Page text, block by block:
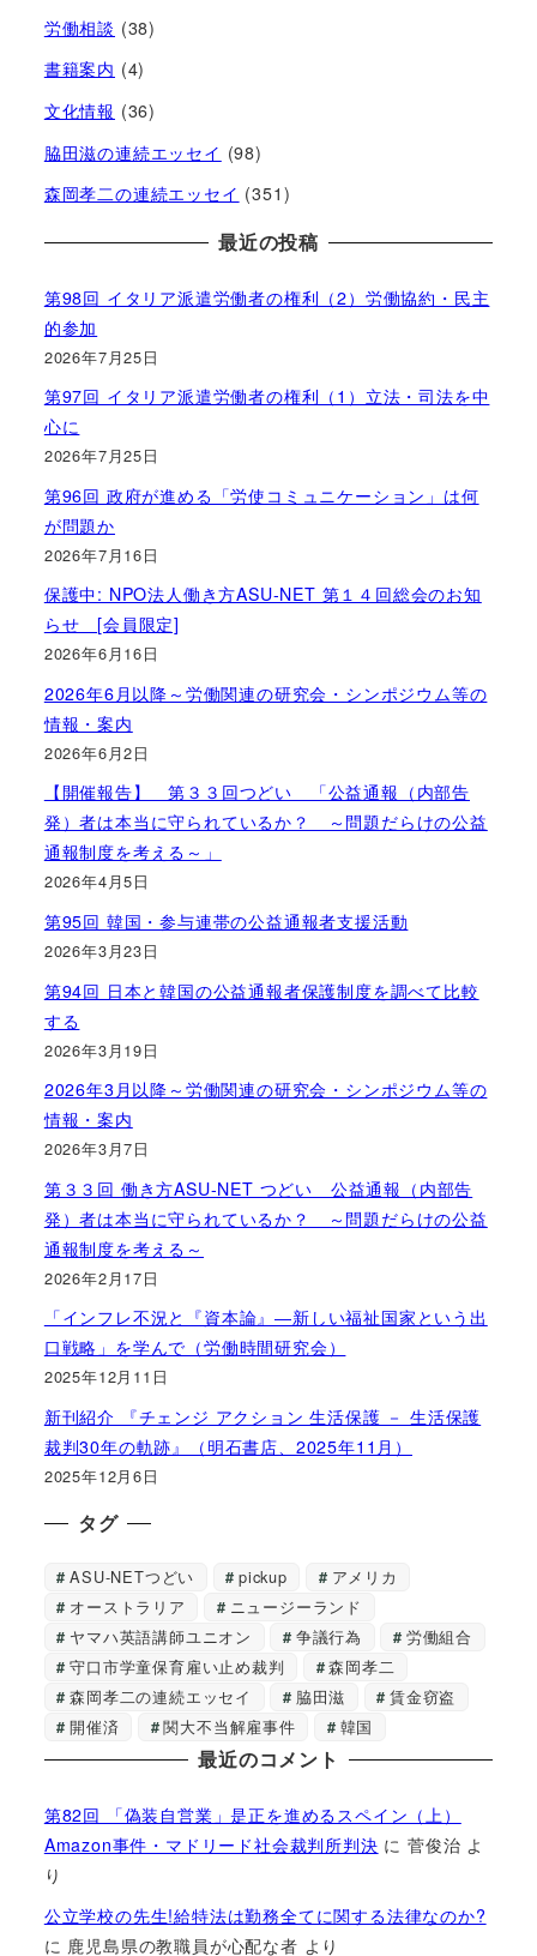
労働相談 (38)
書籍案内 (4)
文化情報 (36)
脇田滋の連続エッセイ (98)
森岡孝二の連続エッセイ (351)
最近の投稿
第98回 イタリア派遣労働者の権利（2）労働協約・民主
的参加
2026年7月25日
第97回 イタリア派遣労働者の権利（1）立法・司法を中
心に
2026年7月25日
第96回 政府が進める「労使コミュニケーション」は何
が問題か
2026年7月16日
保護中: NPO法人働き方ASU-NET 第１４回総会のお知
らせ [会員限定]
2026年6月16日
2026年6月以降～労働関連の研究会・シンポジウム等の
情報・案内
2026年6月2日
【開催報告】 第３３回つどい 「公益通報（内部告
発）者は本当に守られているか？ ～問題だらけの公益
通報制度を考える～」
2026年4月5日
第95回 韓国・参与連帯の公益通報者支援活動
2026年3月23日
第94回 日本と韓国の公益通報者保護制度を調べて比較
する
2026年3月19日
2026年3月以降～労働関連の研究会・シンポジウム等の
情報・案内
2026年3月7日
第３３回 働き方ASU-NET つどい 公益通報（内部告
発）者は本当に守られているか？ ～問題だらけの公益
通報制度を考える～
2026年2月17日
「インフレ不況と『資本論』―新しい福祉国家という出
口戦略」を学んで（労働時間研究会）
2025年12月11日
新刊紹介 『チェンジ アクション 生活保護 － 生活保護
裁判30年の軌跡』（明石書店、2025年11月）
2025年12月6日
タグ
ASU-NETつどい pickup
アメリカ
オーストラリア
ニュージーランド
ヤマハ英語講師ユニオン
争議行為
労働組合
守口市学童保育雇い止め裁判
森岡孝二
森岡孝二の連続エッセイ
脇田滋
賃金窃盗
開催済
関大不当解雇事件 韓国
最近のコメント
第82回 「偽装自営業」是正を進めるスペイン（上）
Amazon事件・マドリード社会裁判所判決 に菅俊治 よ
り
公立学校の先生!給特法は勤務全てに関する法律なのか?
に 鹿児島県の教職員が心配な者 より